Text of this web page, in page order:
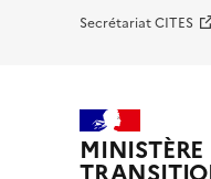
Secrétariat CITES